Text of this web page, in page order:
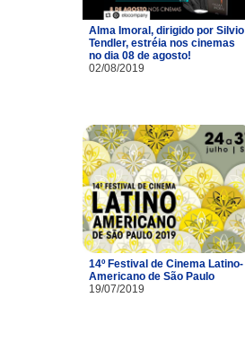
Alma Imoral, dirigido por Silvio
Tendler, estréia nos cinemas
no dia 08 de agosto!
02/08/2019
14º Festival de Cinema Latino-
Americano de São Paulo
19/07/2019